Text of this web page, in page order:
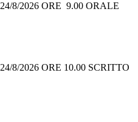
24/8/2026 ORE 9.00 ORALE
24/8/2026 ORE 10.00 SCRITTO